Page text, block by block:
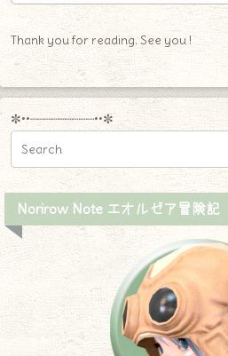
Thank you for reading. See you !
✼••┈┈┈┈┈┈┈┈┈••✼
Norirow Note エオルゼア冒険記